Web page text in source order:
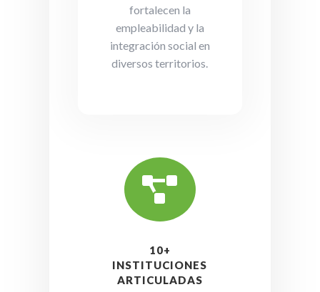
fortalecen la
empleabilidad y la
integración social en
diversos territorios.

10+
INSTITUCIONES
ARTICULADAS